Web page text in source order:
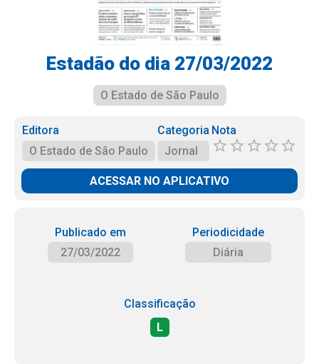
Estadão do dia 27/03/2022
O Estado de São Paulo
Editora
O Estado de São Paulo
Categoria
Jornal
Nota
ACESSAR NO APLICATIVO
Publicado em
27/03/2022
Periodicidade
Diária
Classificação
L